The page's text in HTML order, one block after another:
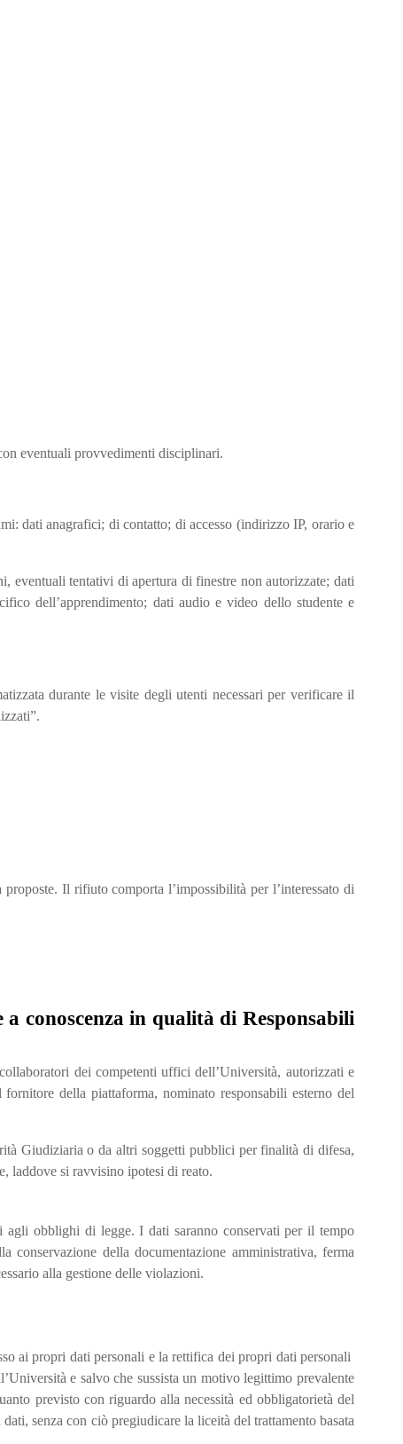
eventuali provvedimenti disciplinari.
dati anagrafici; di contatto; di accesso (indirizzo IP, orario e
eventuali tentativi di apertura di finestre non autorizzate; dati
dell’apprendimento; dati audio e video dello studente e
durante le visite degli utenti necessari per verificare il
Il rifiuto comporta l’impossibilità per l’interessato di
conoscenza in qualità di Responsabili
dei competenti uffici dell’Università, autorizzati e
della piattaforma, nominato responsabili esterno del
Giudiziaria o da altri soggetti pubblici per finalità di difesa,
laddove si ravvisino ipotesi di reato.
agli obblighi di legge. I dati saranno conservati per il tempo
conservazione della documentazione amministrativa, ferma
alla gestione delle violazioni.
ai propri dati personali e la rettifica dei propri dati personali
e salvo che sussista un motivo legittimo prevalente
previsto con riguardo alla necessità ed obbligatorietà del
senza con ciò pregiudicare la liceità del trattamento basata